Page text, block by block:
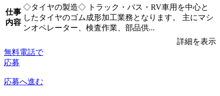
仕事
内容
◇タイヤの製造◇ トラック・バス・RV車用を中心と
したタイヤのゴム成形加工業務となります。 主にマシ
ンオペレーター、検査作業、部品供...
詳細を表示
無料電話で
応募
応募へ進む